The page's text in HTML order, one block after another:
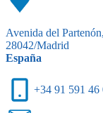
Avenida del
28042/Madrid
España
+34 91 591 46